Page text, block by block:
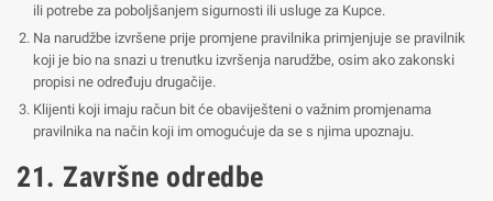
ili potrebe za poboljšanjem sigurnosti ili usluge za Kupce.
Na narudžbe izvršene prije promjene pravilnika primjenjuje se pravilnik
koji je bio na snazi u trenutku izvršenja narudžbe, osim ako zakonski
propisi ne određuju drugačije.
Klijenti koji imaju račun bit će obaviješteni o važnim promjenama
pravilnika na način koji im omogućuje da se s njima upoznaju.
21. Završne odredbe